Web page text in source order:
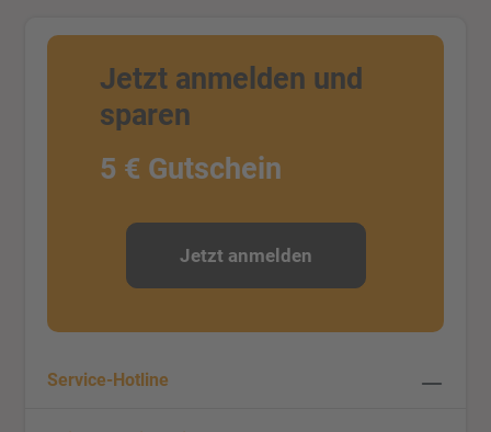
Jetzt anmelden und
sparen
5 € Gutschein
Jetzt anmelden
Service-Hotline